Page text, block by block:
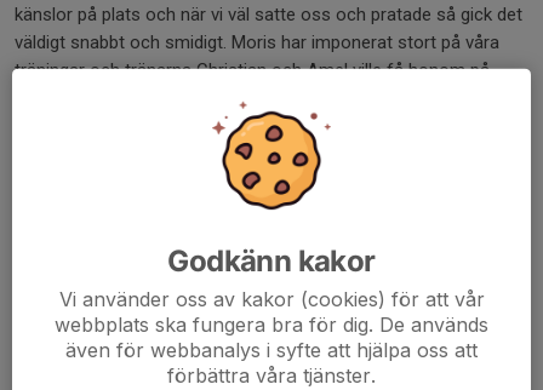
känslor på plats och när vi väl satte oss och pratade så gick det
väldigt snabbt och smidigt. Moris har imponerat stort på våra
träningar och tränarna Christian och Amel ville få honom på
plats så fort som möjligt. Detta är ett fynd inom lokalfotbollen.
Han besitter spännande egenskaper och kvaliteter trots sin unga
ålder. Detta blir Moris första seniorsäsong och kan bli hur rolig
och spännande som helst. Glöm inte namnet!
Välkommen till Adasfamiljen och stort lycka till, Moris!❤️🤍🖤👏
Dela nyhet
Godkänn kakor
Vi använder oss av kakor (cookies) för att vår
webbplats ska fungera bra för dig. De används
även för webbanalys i syfte att hjälpa oss att
förbättra våra tjänster.